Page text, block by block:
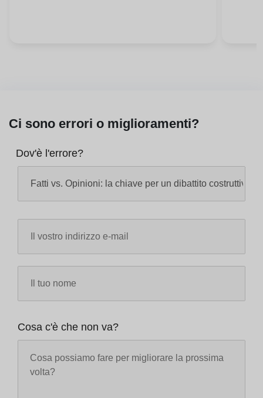
Ci sono errori o miglioramenti?
Dov'è l'errore?
Cosa c'è che non va?